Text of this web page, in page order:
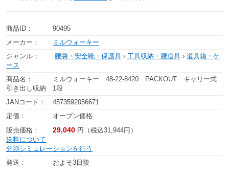
商品ID：
90495
メーカー：
ミルウォーキー
ジャンル：
腰袋・安全靴・保護具 › 工具収納・腰道具 › 道具箱・ケ
ース
商品名：
ミルウォーキー 48-22-8420 PACKOUT キャリー式
引き出し収納 1段
JANコード：
4573592056671
定価：
オープン価格
販売価格：
29,040 円（税込31,944円）
送料について
分割シミュレーションを行う
発送：
およそ3日後